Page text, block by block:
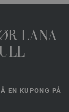
LANA
EN KUPONG PÅ